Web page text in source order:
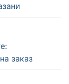
заказ